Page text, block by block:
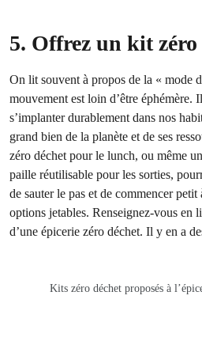
5. Offrez un kit zéro
On lit souvent à propos de la « mode
mouvement est loin d’être éphémère.
s’implanter durablement dans nos
grand bien de la planète et de ses
zéro déchet pour le lunch, ou même
paille réutilisable pour les sorties,
de sauter le pas et de commencer petit
options jetables. Renseignez-vous en
d’une épicerie zéro déchet. Il y en a
Kits zéro déchet proposés à